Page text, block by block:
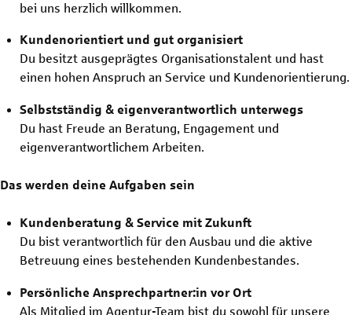
bei uns herzlich willkommen.
Kundenorientiert und gut organisiert
Du besitzt ausgeprägtes Organisationstalent und hast
einen hohen Anspruch an Service und Kundenorientierung.
Selbstständig & eigenverantwortlich unterwegs
Du hast Freude an Beratung, Engagement und
eigenverantwortlichem Arbeiten.
Das werden deine Aufgaben sein
Kundenberatung & Service mit Zukunft
Du bist verantwortlich für den Ausbau und die aktive
Betreuung eines bestehenden Kundenbestandes.
Persönliche Ansprechpartner:in vor Ort
Als Mitglied im Agentur-Team bist du sowohl für unsere